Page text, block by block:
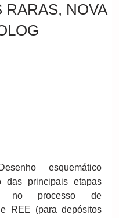
RARAS, NOVA
esquemático
das principais etapas
no processo de
REE (para depósitos